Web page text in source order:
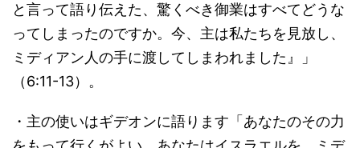
と言って語り伝えた、驚くべき御業はすべてどうな
ってしまったのですか。今、主は私たちを見放し、
ミディアン人の手に渡してしまわれました』」
（6:11-13）。
・主の使いはギデオンに語ります「あなたのその力